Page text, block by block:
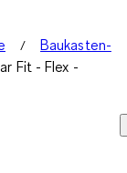
Baukasten-
Fit - Flex -